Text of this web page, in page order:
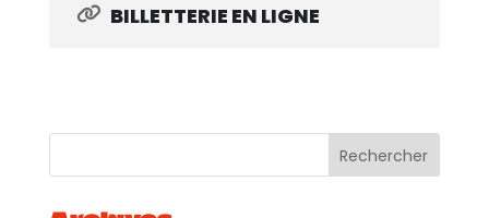
BILLETTERIE EN LIGNE